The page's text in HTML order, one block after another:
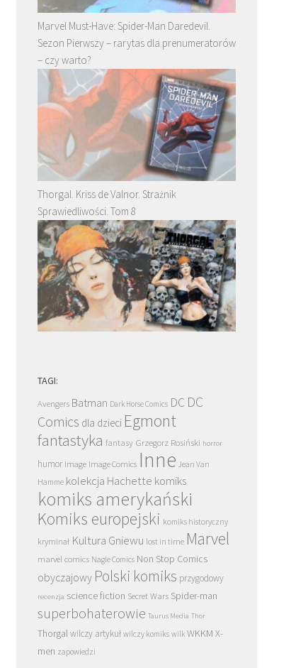
Marvel Must-Have: Spider-Man Daredevil.
Sezon Pierwszy – rarytas dla prenumeratorów
– czy warto?
Thorgal. Kriss de Valnor. Strażnik
Sprawiedliwości. Tom 8
TAGI:
Avengers Batman Dark Horse Comics DC DC
Comics dla dzieci Egmont
fantastyka fantasy Grzegorz Rosiński horror
humor Image Image Comics Inne Jean Van
Hamme kolekcja Hachette komiks
komiks amerykański
Komiks europejski komiks historyczny
kryminał Kultura Gniewu lost in time Marvel
marvel comics Nagle Comics Non Stop Comics
obyczajowy Polski komiks przygodowy
recenzja science fiction Secret Wars Spider-man
superbohaterowie Taurus Media Thor
Thorgalwilczy artykuł wilczy komiks wilk WKKM X-
men zapowiedzi